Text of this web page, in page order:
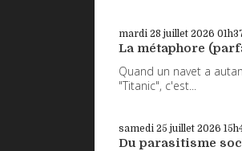
mardi 28 juillet 2026
La métaphore
Quand un navet a
"Titanic", c'est...
samedi 25 juillet 2026
Du parasitisme